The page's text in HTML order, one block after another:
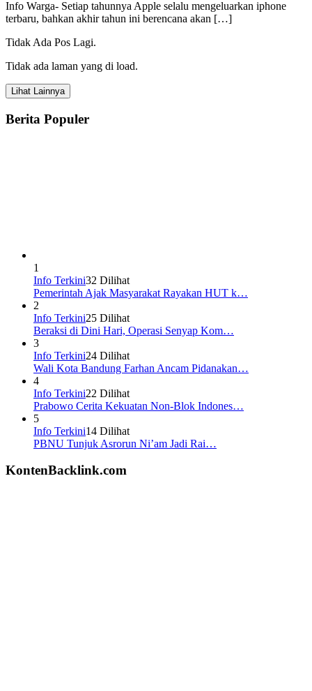
Info Warga- Setiap tahunnya Apple selalu mengeluarkan iphone
terbaru, bahkan akhir tahun ini berencana akan […]
Tidak Ada Pos Lagi.
Tidak ada laman yang di load.
Lihat Lainnya
Berita Populer
1
Info Terkini32 Dilihat
Pemerintah Ajak Masyarakat Rayakan HUT k…
2
Info Terkini25 Dilihat
Beraksi di Dini Hari, Operasi Senyap Kom…
3
Info Terkini24 Dilihat
Wali Kota Bandung Farhan Ancam Pidanakan…
4
Info Terkini22 Dilihat
Prabowo Cerita Kekuatan Non-Blok Indones…
5
Info Terkini14 Dilihat
PBNU Tunjuk Asrorun Ni’am Jadi Rai…
KontenBacklink.com